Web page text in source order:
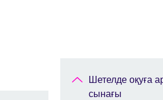
Шетелде оқуға
сынағы